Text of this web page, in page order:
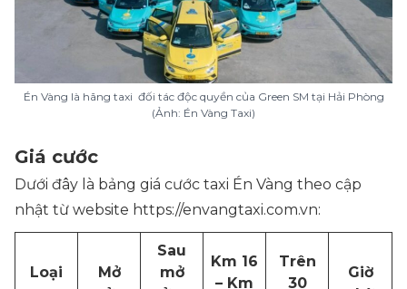
Én Vàng là hãng taxi đối tác độc quyền của Green SM tại Hải Phòng
(Ảnh: Én Vàng Taxi)
Giá cước
Dưới đây là bảng giá cước taxi Én Vàng theo cập
nhật từ website https://envangtaxi.com.vn:
Loại
Mở
Sau
mở
Km 16
– Km
Trên
30
Giờ